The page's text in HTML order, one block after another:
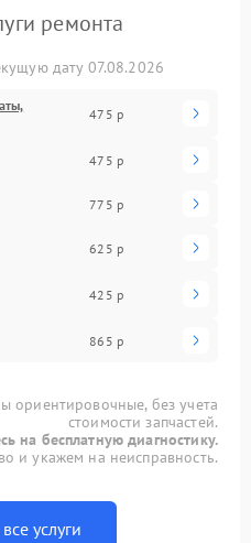
ремонта
дату 07.08.2026
475 р
475 р
775 р
625 р
425 р
865 р
ориентировочные, без учета
стоимости запчастей.
на бесплатную диагностику.
и укажем на неисправность.
услуги